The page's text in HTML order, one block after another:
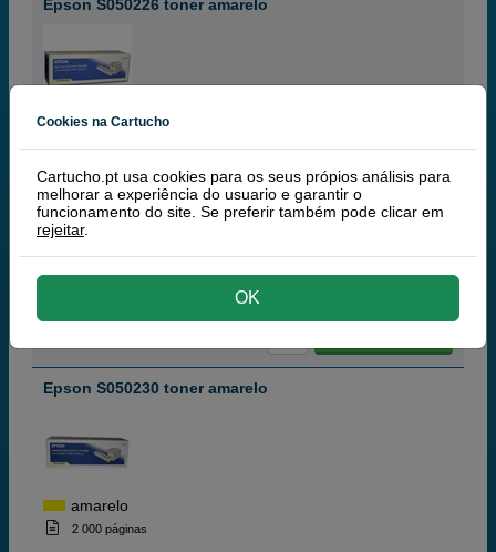
Epson S050226 toner amarelo
amarelo
Epson S050230 toner amarelo
amarelo
2 000 páginas
Cookies na Cartucho
Cartucho.pt usa cookies para os seus própios análisis para
melhorar a experiência do usuario e garantir o
funcionamento do site. Se preferir também pode clicar em
rejeitar.
OK